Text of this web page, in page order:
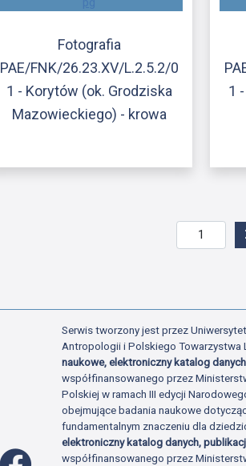
Fotografia
PAE/FNK/26.23.XV/L.2.5.2/0
1 - Korytów (ok. Grodziska
Mazowieckiego) - krowa
1
Profil Facebook
Serwis tworzony jest przez
Antropologii i Polskiego
naukowe, elektroniczny katalog
współfinansowanego przez
Polskiej w ramach III edycji
obejmujące badania naukowe
fundamentalnym znaczeniu dla
elektroniczny katalog danych,
współfinansowanego przez